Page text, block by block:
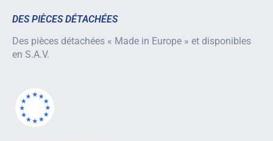
DES PIÈCES DÉTACHÉES
Des pièces détachées « Made in Europe » et disponibles
en S.A.V.